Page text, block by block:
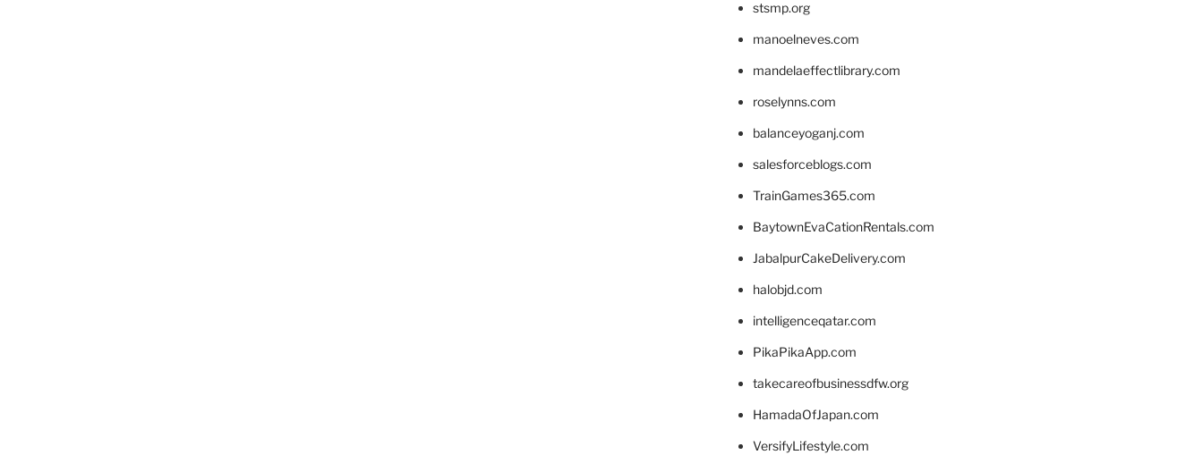
stsmp.org
manoelneves.com
mandelaeffectlibrary.com
roselynns.com
balanceyoganj.com
salesforceblogs.com
TrainGames365.com
BaytownEvaCationRentals.com
JabalpurCakeDelivery.com
halobjd.com
intelligenceqatar.com
PikaPikaApp.com
takecareofbusinessdfw.org
HamadaOfJapan.com
VersifyLifestyle.com